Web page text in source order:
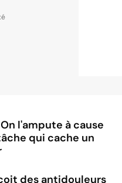
l'ampute à cause
qui cache un
des antidouleurs